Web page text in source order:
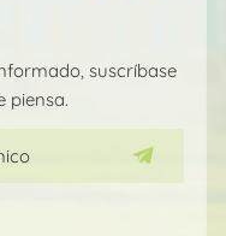
suscríbase
piensa.